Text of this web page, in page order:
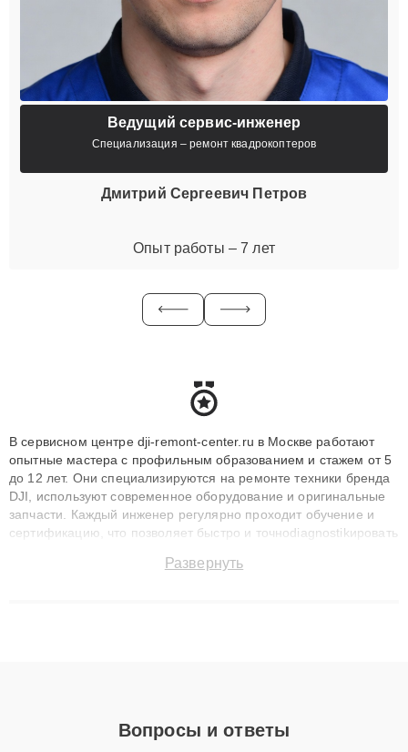
Ведущий сервис-инженер
Специализация – ремонт квадрокоптеров
Дмитрий Сергеевич Петров
Опыт работы – 7 лет
В сервисном центре dji-remont-center.ru в Москве работают
опытные мастера с профильным образованием и стажем от 5
до 12 лет. Они специализируются на ремонте техники бренда
DJI, используют современное оборудование и оригинальные
запчасти. Каждый инженер регулярно проходит обучение и
сертификацию, что позволяет быстро и точноdiagnostikировать
до 3 лет. Наши мастера решают сложные случаи: от замены
Развернуть
Вопросы и ответы